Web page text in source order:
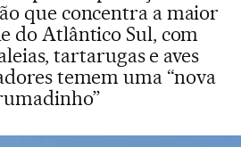
que concentra a maior
do Atlântico Sul, com
tartarugas e aves
temem uma “nova